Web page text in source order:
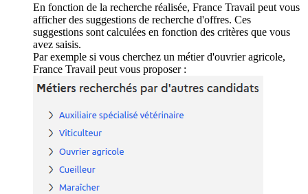
En fonction de la recherche réalisée, France Travail peut vous
afficher des suggestions de recherche d'offres. Ces
suggestions sont calculées en fonction des critères que vous
avez saisis.
Par exemple si vous cherchez un métier d'ouvrier agricole,
France Travail peut vous proposer :